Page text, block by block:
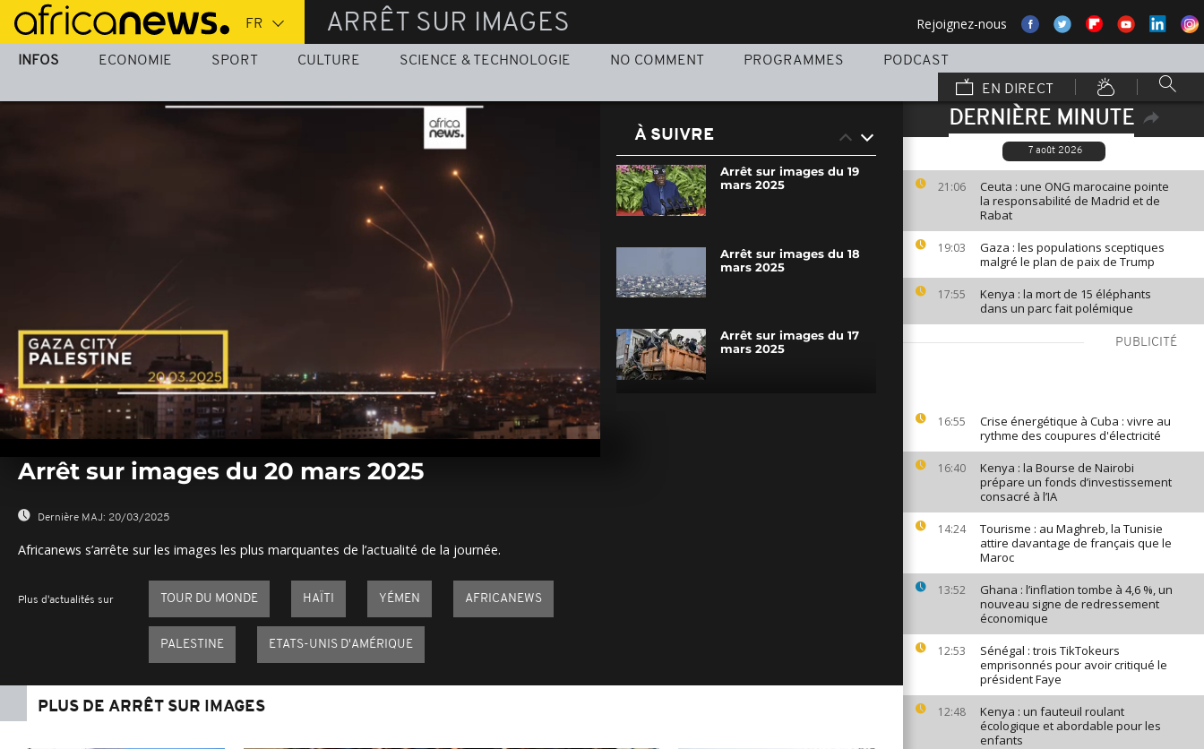
Passer
au
contenu
ARRÊT SUR IMAGES Rejoignez-nous
INFOS ECONOMIE SPORT CULTURE SCIENCE & TECHNOLOGIE NO COMMENT PROGRAMMES
PODCAST
EN DIRECT
DERNIÈRE MINUTE
7 août 2026
21:06
Ceuta : une ONG marocaine pointe
la responsabilité de Madrid et de
Rabat
19:03
Gaza : les populations sceptiques
malgré le plan de paix de Trump
17:55
Kenya : la mort de 15 éléphants
dans un parc fait polémique
PUBLICITÉ
16:55
Crise énergétique à Cuba : vivre au
rythme des coupures d'électricité
16:40
Kenya : la Bourse de Nairobi
prépare un fonds d’investissement
consacré à l’IA
14:24
Tourisme : au Maghreb, la Tunisie
attire davantage de français que le
Maroc
13:52
Ghana : l’inflation tombe à 4,6 %, un
nouveau signe de redressement
économique
12:53
Sénégal : trois TikTokeurs
emprisonnés pour avoir critiqué le
président Faye
12:48
Kenya : un fauteuil roulant
écologique et abordable pour les
enfants
seconds
0%
Arrêt sur images du 20 mars 2025
Dernière MAJ: 20/03/2025
Africanews s’arrête sur les images les plus marquantes de l’actualité de la journée.
Plus d'actualités sur TOUR DU MONDE HAÏTI YÉMEN AFRICANEWS
PALESTINE ETATS-UNIS D'AMÉRIQUE
À SUIVRE
Arrêt sur images du 19
mars 2025
Arrêt sur images du 18
mars 2025
Arrêt sur images du 17
mars 2025
PLUS DE ARRÊT SUR IMAGES